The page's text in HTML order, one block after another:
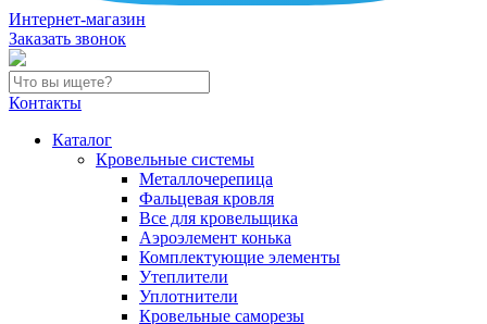
Интернет-магазин
Заказать звонок
Контакты
Каталог
Кровельные системы
Металлочерепица
Фальцевая кровля
Все для кровельщика
Аэроэлемент конька
Комплектующие элементы
Утеплители
Уплотнители
Кровельные саморезы